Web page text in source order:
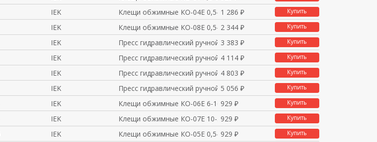
IEK Клещи обжимные КО-04Е 0,5-6,01 286 ₽ Купить
IEK Клещи обжимные КО-08Е 0,5-6,02 344 ₽ Купить
IEK Пресс гидравлический ручной ПГ3 383 ₽ Купить
IEK Пресс гидравлический ручной ПГ4 114 ₽ Купить
IEK Пресс гидравлический ручной ПГ4 803 ₽ Купить
IEK Пресс гидравлический ручной ПГ5 056 ₽ Купить
IEK Клещи обжимные КО-06Е 6-16мм д
929 ₽ Купить
IEK Клещи обжимные КО-07Е 10-35мм
929 ₽ Купить
IEK Клещи обжимные КО-05Е 0,5-6мм
929 ₽ Купить